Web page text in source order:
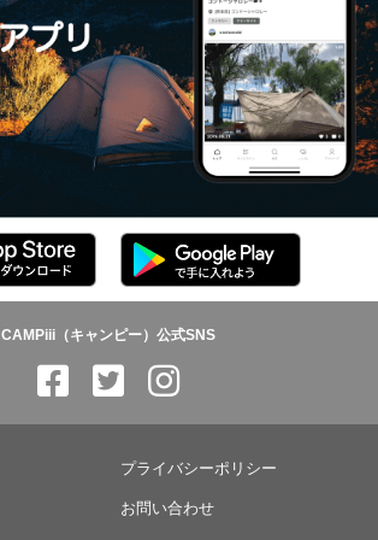
CAMPiii（キャンピー）公式SNS
プライバシーポリシー
お問い合わせ